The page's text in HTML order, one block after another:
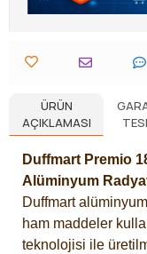
ÜRÜN
AÇIKLAMASI
Duffmart Premio
Alüminyum
Duffmart
ham maddeler
teknolojisi ile